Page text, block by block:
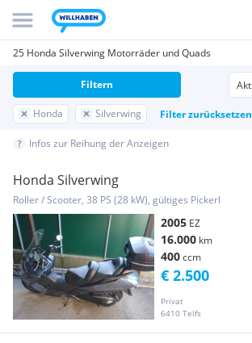
25 Honda Silverwing Motorräder und Quads
Honda Silverwing Filter zurücksetzen
Filtern
Infos zur Reihung der Anzeigen
Honda Silverwing
Roller / Scooter, 38 PS (28 kW), gültiges Pickerl
2005 EZ
16.000 km
400ccm
Privat
6410 Telfs
€ 2.500